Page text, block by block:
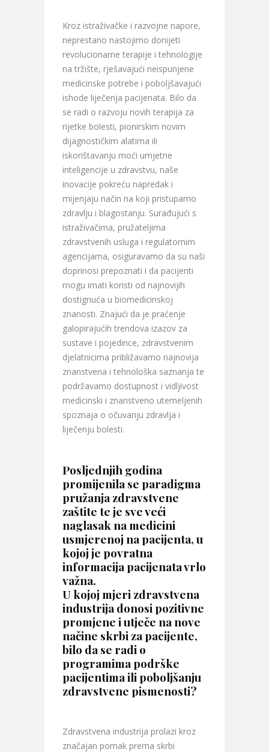
Kroz istraživačke i razvojne napore,
neprestano nastojimo donijeti
revolucionarne terapije i tehnologije
na tržište, rješavajući neispunjene
medicinske potrebe i poboljšavajući
ishode liječenja pacijenata. Bilo da
se radi o razvoju novih terapija za
rijetke bolesti, pionirskim novim
dijagnostičkim alatima ili
iskorištavanju moći umjetne
inteligencije u zdravstvu, naše
inovacije pokreću napredak i
mijenjaju način na koji pristupamo
zdravlju i blagostanju. Surađujući s
istraživačima, pružateljima
zdravstvenih usluga i regulatornim
agencijama, osiguravamo da su naši
doprinosi prepoznati i da pacijenti
mogu imati koristi od najnovijih
dostignuća u biomedicinskoj
znanosti. Znajući da je praćenje
galopirajućih trendova izazov za
sustave i pojedince, zdravstvenim
djelatnicima približavamo najnovija
znanstvena i tehnološka saznanja te
podržavamo dostupnost i vidljivost
medicinski i znanstveno utemeljenih
spoznaja o očuvanju zdravlja i
liječenju bolesti.
Posljednjih godina
promijenila se paradigma
pružanja zdravstvene
zaštite te je sve veći
naglasak na medicini
usmjerenoj na pacijenta, u
kojoj je povratna
informacija pacijenata vrlo
važna.
U kojoj mjeri zdravstvena
industrija donosi pozitivne
promjene i utječe na nove
načine skrbi za pacijente,
bilo da se radi o
programima podrške
pacijentima ili poboljšanju
zdravstvene pismenosti?
Zdravstvena industrija prolazi kroz
značajan pomak prema skrbi